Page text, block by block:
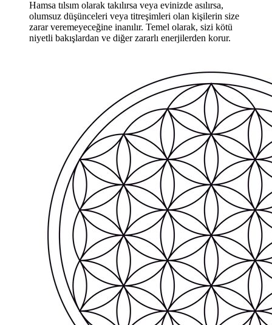
Hamsa tılsım olarak takılırsa veya evinizde asılırsa,
olumsuz düşünceleri veya titreşimleri olan kişilerin size
zarar veremeyeceğine inanılır. Temel olarak, sizi kötü
niyetli bakışlardan ve diğer zararlı enerjilerden korur.